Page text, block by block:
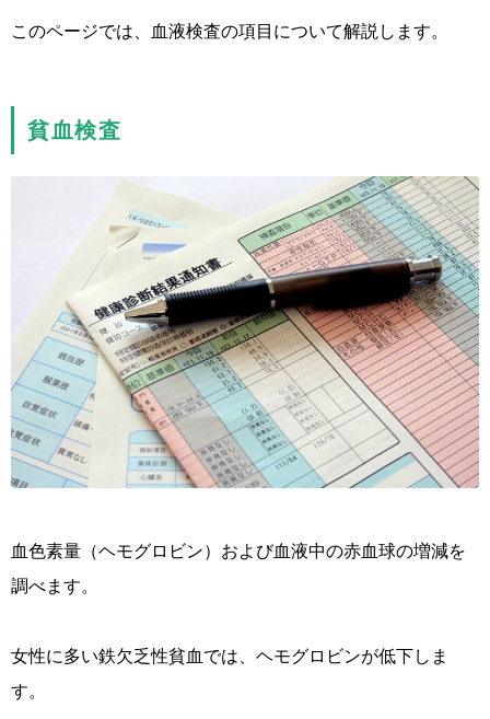
このページでは、血液検査の項目について解説します。
貧血検査
血色素量（ヘモグロビン）および血液中の赤血球の増減を
調べます。
女性に多い鉄欠乏性貧血では、ヘモグロビンが低下しま
す。